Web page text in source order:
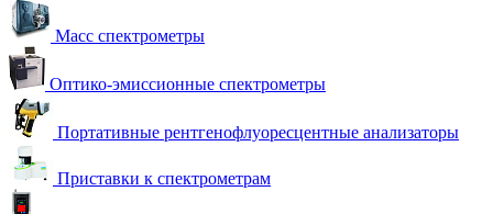
Масс спектрометры
Оптико-эмиссионные спектрометры
Портативные рентгенофлуоресцентные анализаторы
Приставки к спектрометрам